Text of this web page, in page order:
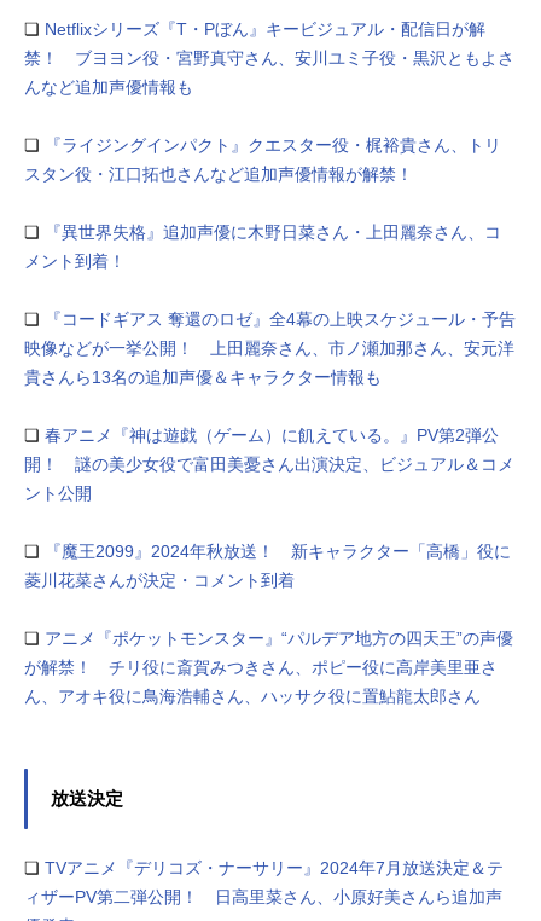
❏ Netflixシリーズ『T・Pぼん』キービジュアル・配信日が解
禁！ ブヨヨン役・宮野真守さん、安川ユミ子役・黒沢ともよさ
んなど追加声優情報も
❏
『ライジングインパクト』クエスター役・梶裕貴さん、トリ
スタン役・江口拓也さんなど追加声優情報が解禁！
❏
『異世界失格』追加声優に木野日菜さん・上田麗奈さん、コ
メント到着！
❏
『コードギアス 奪還のロゼ』全4幕の上映スケジュール・予告
映像などが一挙公開！ 上田麗奈さん、市ノ瀬加那さん、安元洋
貴さんら13名の追加声優＆キャラクター情報も
❏ 春アニメ『神は遊戯（ゲーム）に飢えている。』PV第2弾公
開！ 謎の美少女役で富田美憂さん出演決定、ビジュアル＆コメ
ント公開
❏
『魔王2099』2024年秋放送！ 新キャラクター「高橋」役に
菱川花菜さんが決定・コメント到着
❏ アニメ『ポケットモンスター』“パルデア地方の四天王”の声優
が解禁！ チリ役に斎賀みつきさん、ポピー役に高岸美里亜さ
ん、アオキ役に鳥海浩輔さん、ハッサク役に置鮎龍太郎さん
放送決定
❏ TVアニメ『デリコズ・ナーサリー』2024年7月放送決定＆テ
ィザーPV第二弾公開！ 日高里菜さん、小原好美さんら追加声